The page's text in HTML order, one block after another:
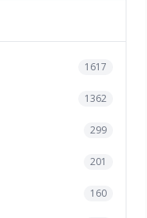
1617
1362
299
201
160